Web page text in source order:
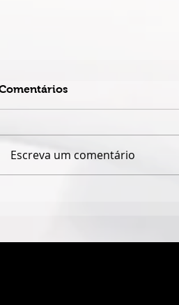
PARTICIPANTES
Escreva um comentário